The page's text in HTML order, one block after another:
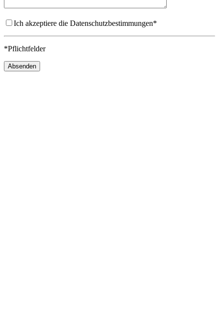
Ich akzeptiere die Datenschutzbestimmungen*
*Pflichtfelder